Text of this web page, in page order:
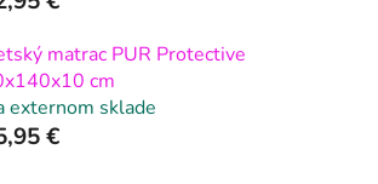
matrac PUR Protective
cm
externom sklade
€